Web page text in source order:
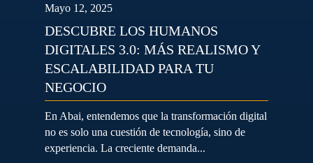
Mayo 12, 2025
DESCUBRE LOS HUMANOS
DIGITALES 3.0: MÁS REALISMO Y
ESCALABILIDAD PARA TU
NEGOCIO
En Abai, entendemos que la transformación digital
no es solo una cuestión de tecnología, sino de
experiencia. La creciente demanda...